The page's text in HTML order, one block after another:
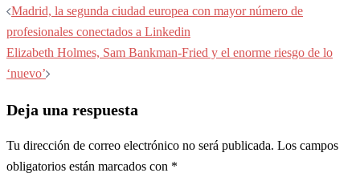
Navegación
de
entradas
Madrid, la segunda ciudad europea con mayor número de
profesionales conectados a Linkedin
Elizabeth Holmes, Sam Bankman-Fried y el enorme riesgo de lo
‘nuevo’
Deja una respuesta
Tu dirección de correo electrónico no será publicada. Los campos
obligatorios están marcados con *